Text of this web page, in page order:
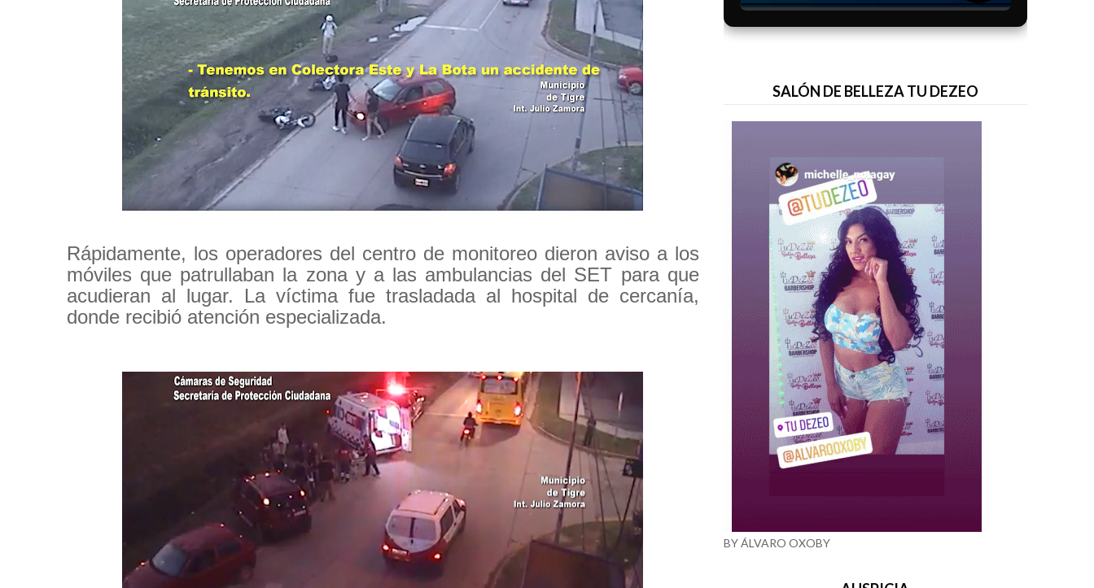
Rápidamente, los operadores del centro de monitoreo dieron aviso a los
móviles que patrullaban la zona y a las ambulancias del SET para que
acudieran al lugar. La víctima fue trasladada al hospital de cercanía,
donde recibió atención especializada.
SALÓN DE BELLEZA TU DEZEO
BY ÁLVARO OXOBY